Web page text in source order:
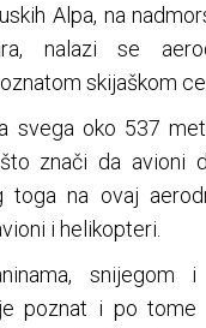
Alpa, na
nalazi se
skijaškom
svega oko 537
znači da avioni
toga na ovaj
i helikopteri.
snijegom
poznat i po tome